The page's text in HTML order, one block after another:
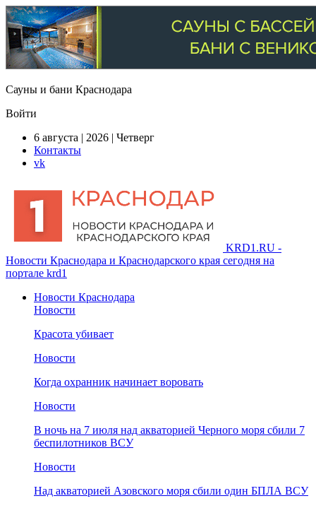
Сауны и бани Краснодара
Войти
6 августа | 2026 | Четверг
Контакты
vk
KRD1.RU -
Новости Краснодара и Краснодарского края сегодня на
портале krd1
Новости Краснодара
Новости
Красота убивает
Новости
Когда охранник начинает воровать
Новости
В ночь на 7 июля над акваторией Черного моря сбили 7
беспилотников ВСУ
Новости
Над акваторией Азовского моря сбили один БПЛА ВСУ